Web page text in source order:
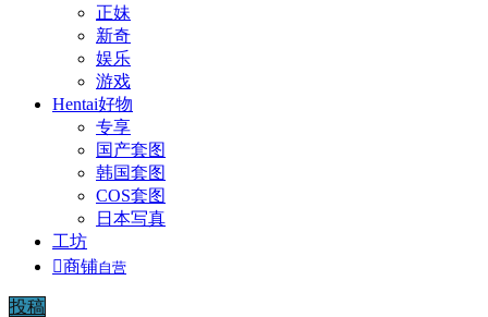
正妹
新奇
娱乐
游戏
Hentai好物
专享
国产套图
韩国套图
COS套图
日本写真
工坊
商铺自营
投稿